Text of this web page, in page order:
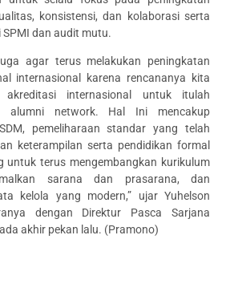
konsistensi, dan kolaborasi serta
dan audit mutu.
agar terus melakukan peningkatan
internasional karena rencananya kita
internasional untuk itulah
alumni network. Hal Ini mencakup
pemeliharaan standar yang telah
keterampilan serta pendidikan formal
untuk terus mengembangkan kurikulum
sarana dan prasarana, dan
kelola yang modern,” ujar Yuhelson
dengan Direktur Pasca Sarjana
akhir pekan lalu. (Pramono)